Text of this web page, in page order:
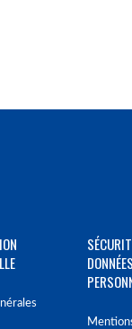
DONNÉES